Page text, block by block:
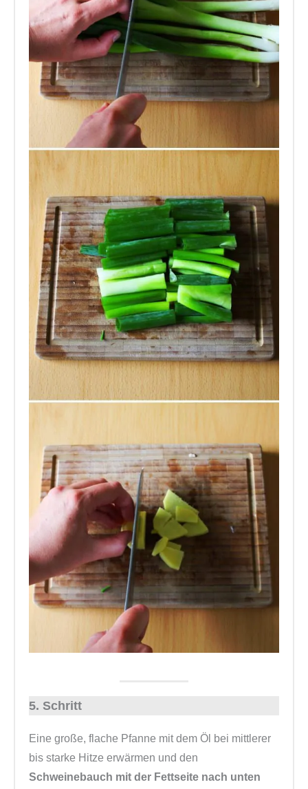
5. Schritt
Eine große, flache Pfanne mit dem Öl bei mittlerer
bis starke Hitze erwärmen und den
Schweinebauch mit der Fettseite nach unten